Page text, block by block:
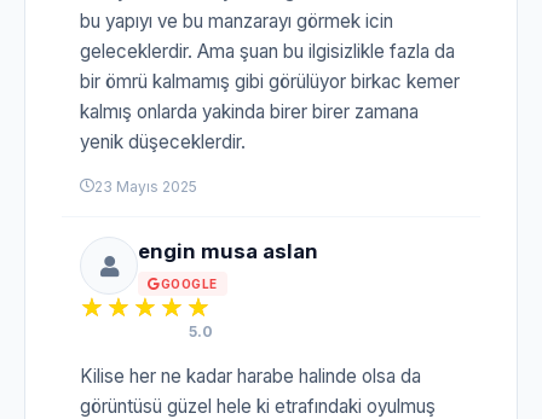
bu yapıyı ve bu manzarayı görmek icin
geleceklerdir. Ama şuan bu ilgisizlikle fazla da
bir ömrü kalmamış gibi görülüyor birkac kemer
kalmış onlarda yakinda birer birer zamana
yenik düşeceklerdir.
23 Mayıs 2025
engin musa aslan
GOOGLE
5.0
Kilise her ne kadar harabe halinde olsa da
görüntüsü güzel hele ki etrafındaki oyulmuş